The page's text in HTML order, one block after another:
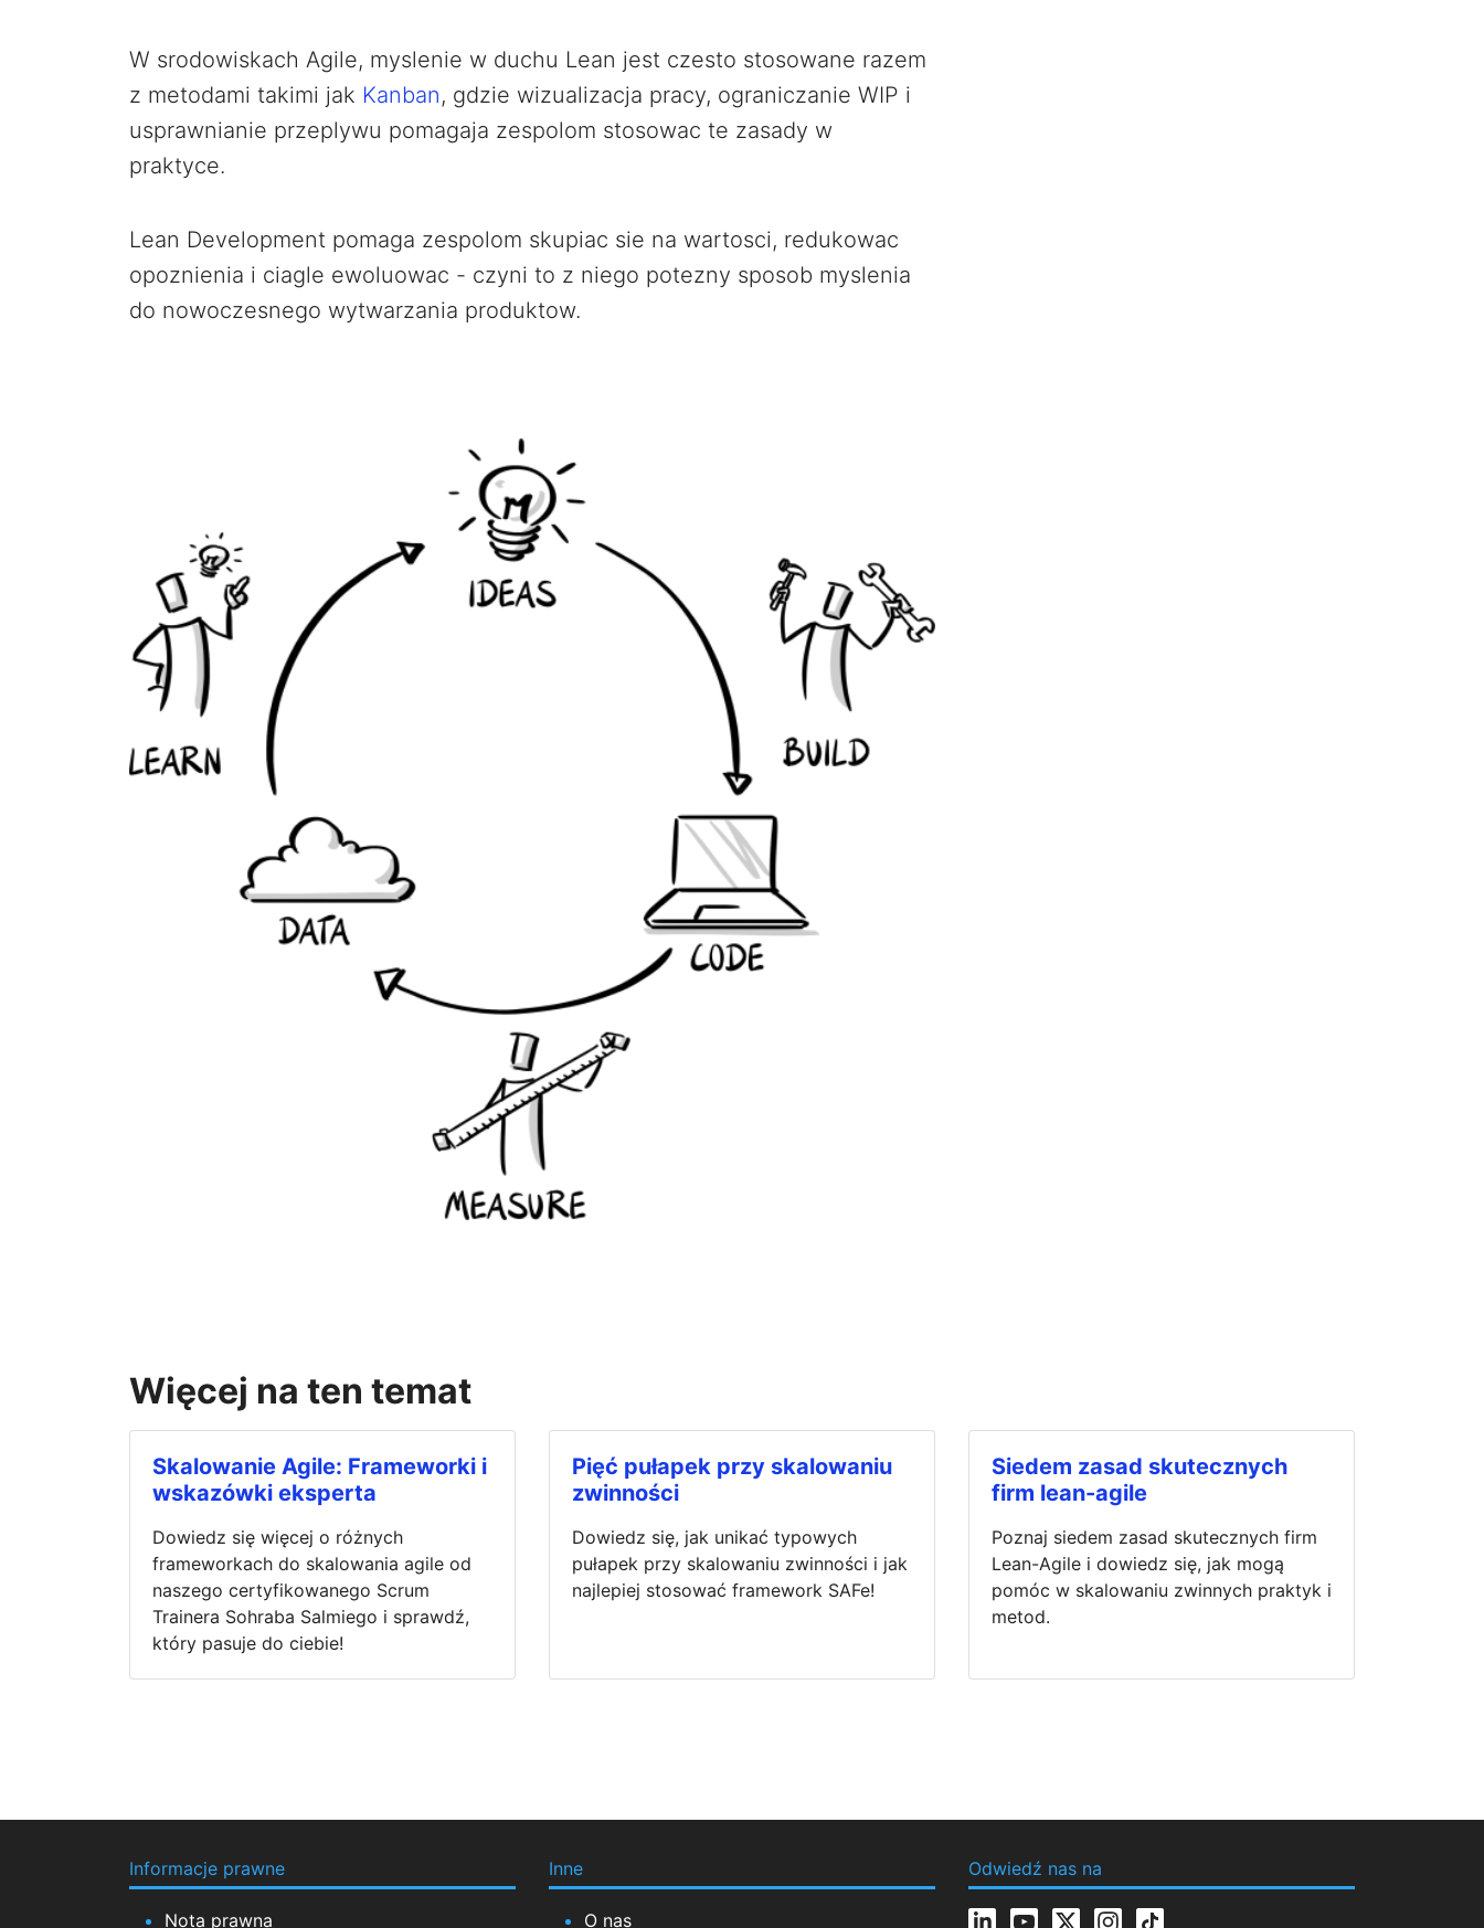
W srodowiskach Agile, myslenie w duchu Lean jest czesto stosowane razem
z metodami takimi jak Kanban, gdzie wizualizacja pracy, ograniczanie WIP i
usprawnianie przeplywu pomagaja zespolom stosowac te zasady w
praktyce.
Lean Development pomaga zespolom skupiac sie na wartosci, redukowac
opoznienia i ciagle ewoluowac - czyni to z niego potezny sposob myslenia
do nowoczesnego wytwarzania produktow.
Więcej na ten temat
Skalowanie Agile: Frameworki i
wskazówki eksperta
Dowiedz się więcej o różnych
frameworkach do skalowania agile od
naszego certyfikowanego Scrum
Trainera Sohraba Salmiego i sprawdź,
który pasuje do ciebie!
Pięć pułapek przy skalowaniu
zwinności
Dowiedz się, jak unikać typowych
pułapek przy skalowaniu zwinności i jak
najlepiej stosować framework SAFe!
Siedem zasad skutecznych
firm lean-agile
Poznaj siedem zasad skutecznych firm
Lean-Agile i dowiedz się, jak mogą
pomóc w skalowaniu zwinnych praktyk i
metod.
Informacje prawne
Nota prawna
Inne
O nas
Odwiedź nas na